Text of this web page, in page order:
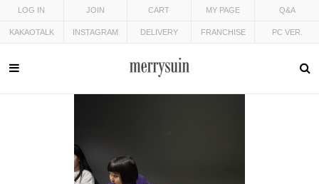
LOG IN JOIN CART MY PAGE Q&A
KAKAOTALK INSTAGRAM DELIVERY FRANCHISE PC VER.